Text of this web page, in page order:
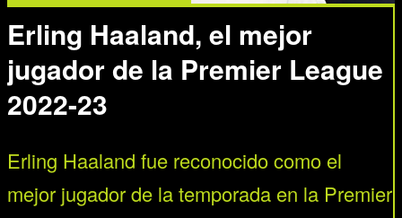
Erling Haaland, el mejor
jugador de la Premier League
2022-23
Erling Haaland fue reconocido como el
mejor jugador de la temporada en la Premier